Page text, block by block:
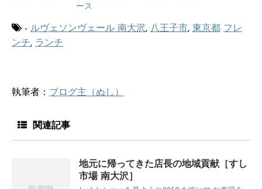
ース
- ルヴェソンヴェール 南大沢, 八王子市, 東京都 フレ
ンチ, ランチ
執筆者： ブログ主（ぬし）
関連記事
地元に帰ってきた店長の地域貢献［すし
市場 南大沢］